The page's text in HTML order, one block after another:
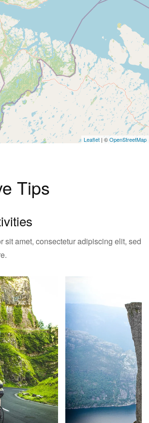
Leaflet | ©OpenStreetMap
Tips
sit amet, consectetur adipiscing elit, sed